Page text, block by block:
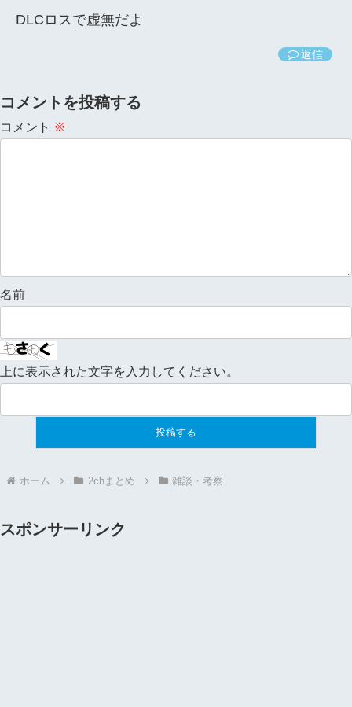
DLCロスで虚無だよ
返信
コメントを投稿する
コメント ※
名前
上に表示された文字を入力してください。
ホーム 2chまとめ 雑談・考察
スポンサーリンク